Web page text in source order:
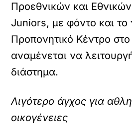
Προεθνικών και
Juniors, με φόντο και το
Προπονητικό Κέντρο
αναμένεται να
διάστημα.
Λιγότερο άγχος για
οικογένειες